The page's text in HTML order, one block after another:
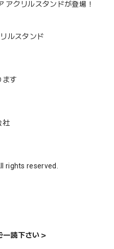
アクリルスタンドが登場！
ルスタンド
ます
社
rights reserved.
一読下さい＞